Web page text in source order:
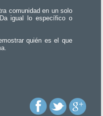
comunidad en un solo
igual lo específico o
quién es el que